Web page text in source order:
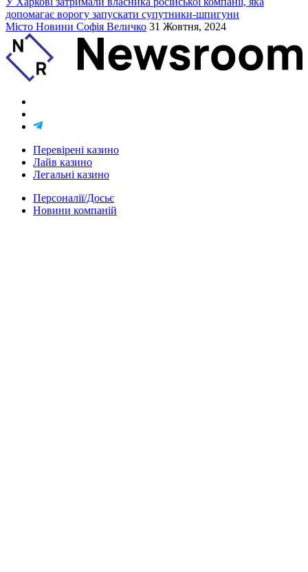
допомагає ворогу запускати супутники-шпигуни
Місто Новини Софія Величко 31 Жовтня, 2024
Перевірені казино
Лайв казино
Легальні казино
Персоналії/Досьє
Новини компаній